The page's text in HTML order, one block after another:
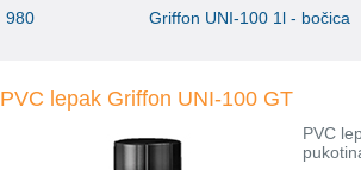
980 Griffon UNI-100 1l - bočica
PVC lepak Griffon UNI-100 GT
PVC